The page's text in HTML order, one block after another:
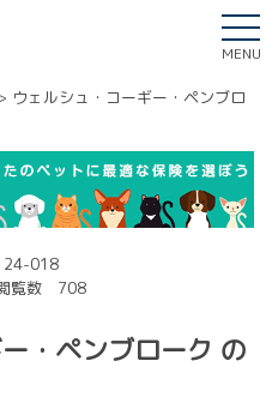
MENU
ウェルシュ・コーギー・ペンブロ
24-018
覧数 708
・ペンブローク の